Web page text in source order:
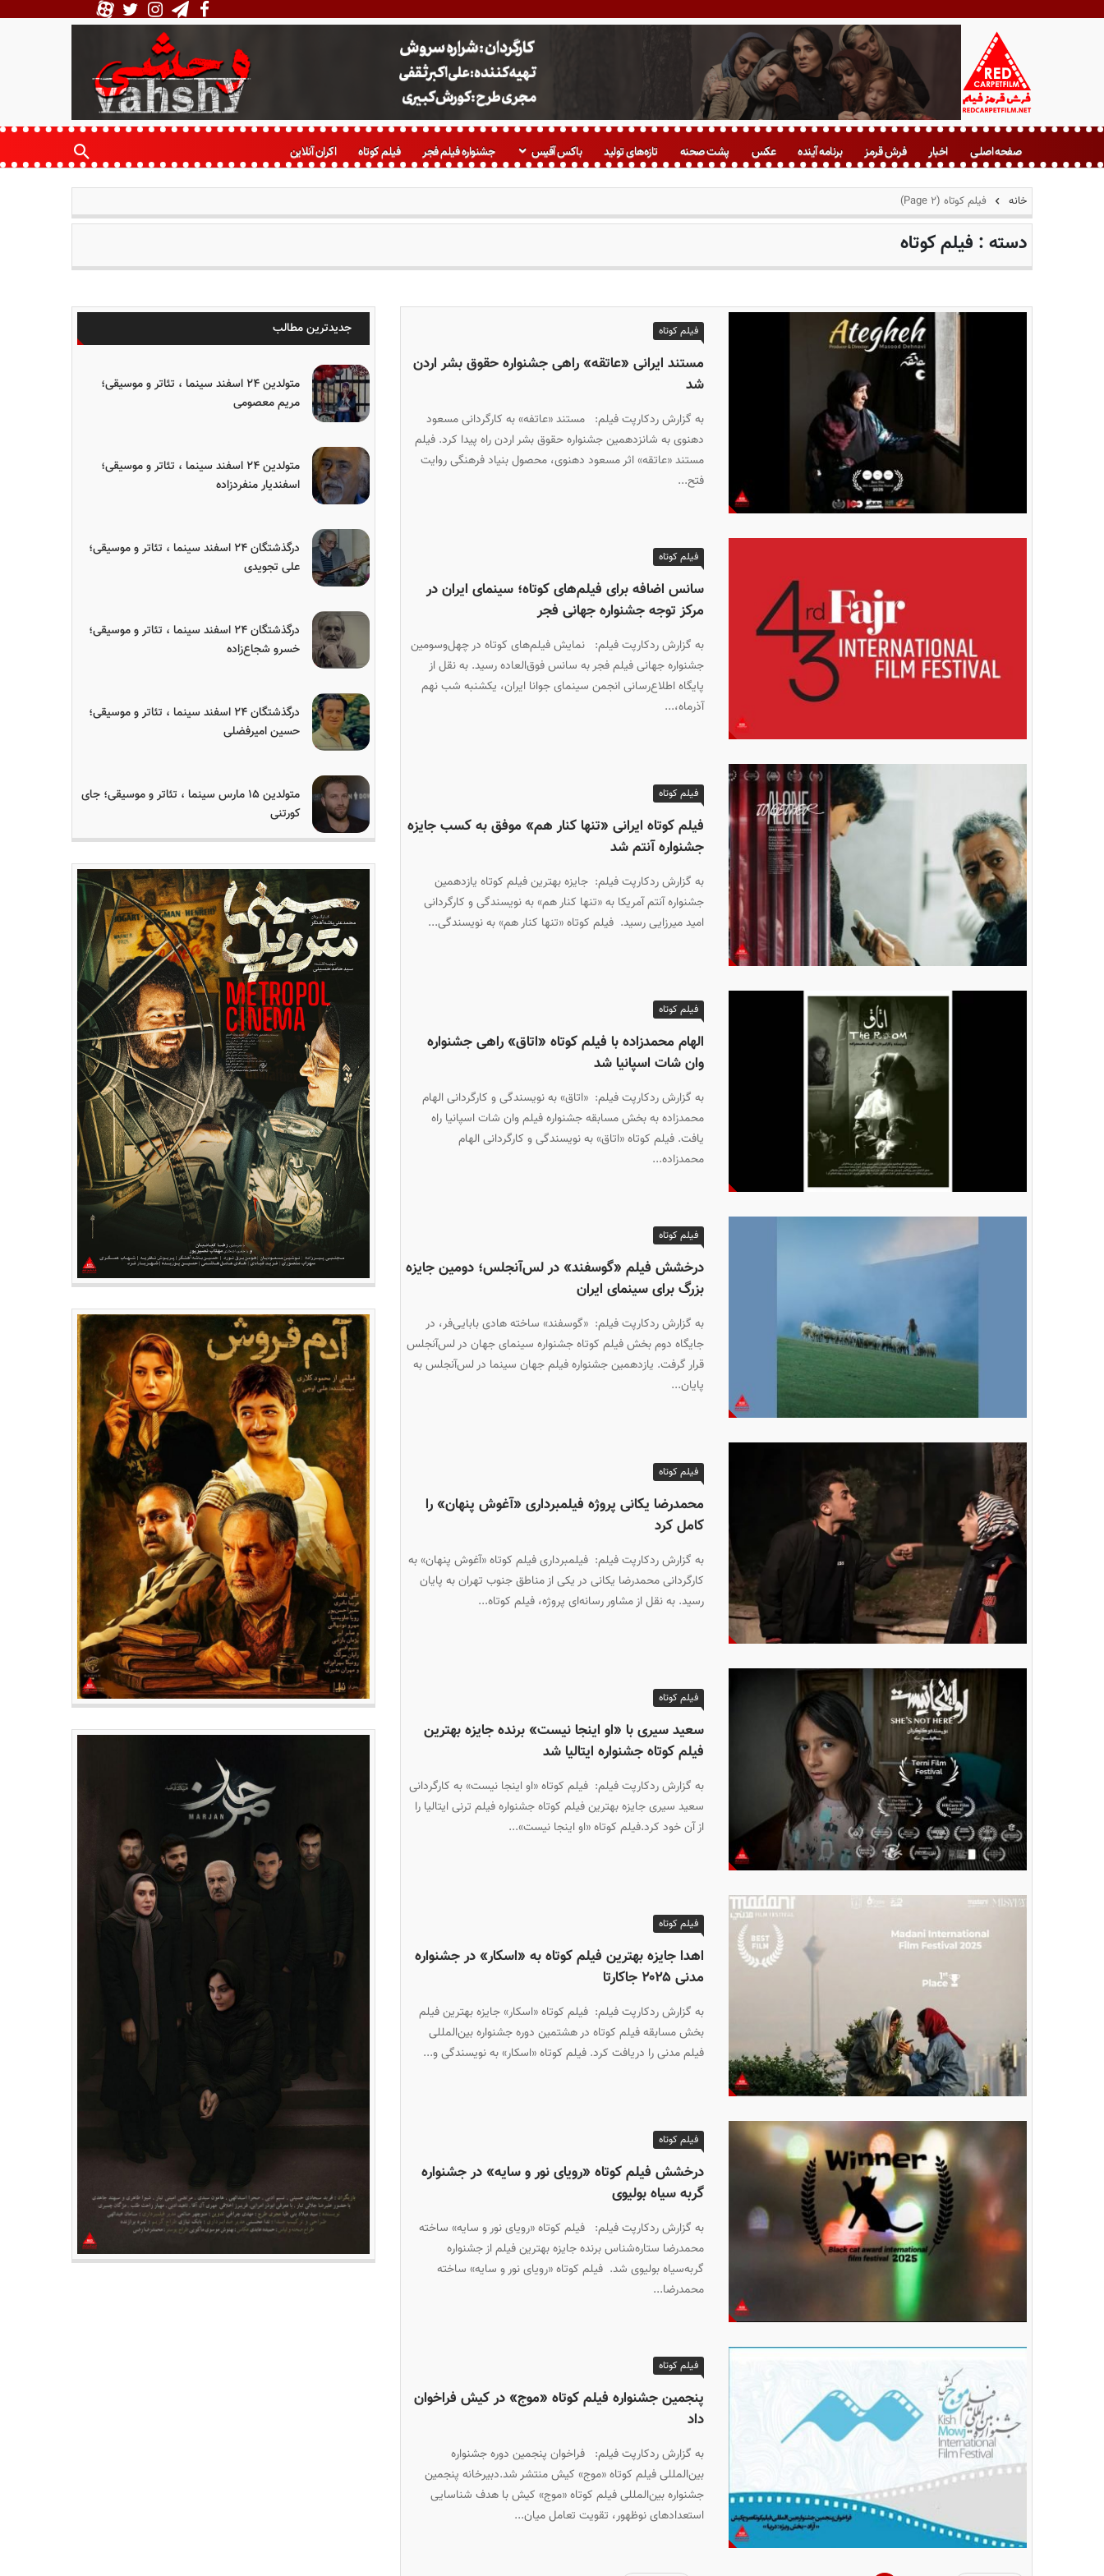
ف
ش
م
صفحه اصلی اخبار فرش قرمز برنامه آینده عکس پشت صحنه تازه‌های تولید باکس آفیس جشنواره فیلم فجر فیلم کوتاه اکران آنلاین
خانه فیلم کوتاه (Page 2)
دسته : فیلم کوتاه
فیلم کوتاه
مستند ایرانی «عاتقه» راهی جشنواره حقوق بشر اردن
شد
به گزارش ردکارپت فیلم: مستند «عاتفه» به کارگردانی مسعود
دهنوی به شانزدهمین جشنواره حقوق بشر اردن راه پیدا کرد. فیلم
مستند «عاتقه» اثر مسعود دهنوی، محصول بنیاد فرهنگی روایت
فتح...
فیلم کوتاه
سانس اضافه برای فیلم‌های کوتاه؛ سینمای ایران در
مرکز توجه جشنواره جهانی فجر
به گزارش ردکارپت فیلم: نمایش فیلم‌های کوتاه در چهل‌وسومین
جشنواره جهانی فیلم فجر به سانس فوق‌العاده رسید. به نقل از
پایگاه اطلاع‌رسانی انجمن سینمای جوانا ایران، یکشنبه شب نهم
آذرماه،...
فیلم کوتاه
فیلم کوتاه ایرانی «تنها کنار هم» موفق به کسب جایزه
جشنواره آنتم شد
به گزارش ردکارپت فیلم: جایزه بهترین فیلم کوتاه یازدهمین
جشنواره آنتم آمریکا به «تنها کنار هم» به نویسندگی و کارگردانی
امید میرزایی رسید. فیلم کوتاه «تنها کنار هم» به نویسندگی...
فیلم کوتاه
الهام محمدزاده با فیلم کوتاه «اتاق» راهی جشنواره
وان شات اسپانیا شد
به گزارش ردکارپت فیلم: «اتاق» به نویسندگی و کارگردانی الهام‌
محمدزاده به بخش مسابقه جشنواره فیلم وان‌ شات اسپانیا راه
یافت. فیلم کوتاه «اتاق» به نویسندگی و کارگردانی الهام‌
محمدزاده...
فیلم کوتاه
درخشش فیلم «گوسفند» در لس‌آنجلس؛ دومین جایزه
بزرگ برای سینمای ایران
به گزارش ردکارپت فیلم: «گوسفند» ساخته هادی بابایی‌فر، در
جایگاه دوم بخش فیلم کوتاه جشنواره سینمای جهان در لس‌آنجلس
قرار گرفت. یازدهمین جشنواره فیلم جهان سینما در لس‌آنجلس به
پایان...
فیلم کوتاه
محمدرضا یکانی پروژه فیلمبرداری «آغوش پنهان» را
کامل کرد
به گزارش ردکارپت فیلم: فیلمبرداری فیلم کوتاه «آغوش پنهان» به
کارگردانی محمدرضا یکانی در یکی از مناطق جنوب تهران به پایان
رسید. به نقل از مشاور رسانه‌ای پروژه، فیلم کوتاه...
فیلم کوتاه
سعید سیری با «او اینجا نیست» برنده جایزه بهترین
فیلم کوتاه جشنواره ایتالیا شد
به گزارش ردکارپت فیلم: فیلم کوتاه «او اینجا نیست» به کارگردانی
سعید سیری جایزه بهترین فیلم کوتاه جشنواره فیلم ترنی ایتالیا را
از آن خود کرد.فیلم کوتاه «او اینجا نیست»...
فیلم کوتاه
اهدا جایزه بهترین فیلم کوتاه به «اسکار» در جشنواره
مدنی ۲۰۲۵ جاکارتا
به گزارش ردکارپت فیلم: فیلم کوتاه «اسکار» جایزه بهترین فیلم
بخش مسابقه فیلم کوتاه در هشتمین دوره جشنواره بین‌المللی
فیلم مدنی را دریافت کرد. فیلم کوتاه «اسکار» به نویسندگی و...
فیلم کوتاه
درخشش فیلم کوتاه «رویای نور و سایه» در جشنواره
گربه سیاه بولیوی
به گزارش ردکارپت فیلم: فیلم کوتاه «رویای نور و سایه» ساخته
محمدرضا ستاره‌شناس برنده جایزه بهترین فیلم از جشنواره
گربه‌سیاه بولیوی شد. فیلم کوتاه «رویای نور و سایه» ساخته
محمدرضا...
فیلم کوتاه
پنجمین جشنواره فیلم کوتاه «موج» در کیش فراخوان
داد
به گزارش ردکارپت فیلم: فراخوان پنجمین دوره جشنواره
بین‌المللی فیلم کوتاه «موج» کیش منتشر شد.دبیرخانه پنجمین
جشنواره بین‌المللی فیلم کوتاه «موج» کیش با هدف شناسایی
استعدادهای نوظهور، تقویت تعامل میان...
جدیدترین مطالب
متولدین ۲۴ اسفند سینما ، تئاتر و موسیقی؛
مریم معصومی
متولدین ۲۴ اسفند سینما ، تئاتر و موسیقی؛
اسفندیار منفردزاده
درگذشتگان ۲۴ اسفند سینما ، تئاتر و موسیقی؛
علی تجویدی
درگذشتگان ۲۴ اسفند سینما ، تئاتر و موسیقی؛
خسرو شجاع‌زاده
درگذشتگان ۲۴ اسفند سینما ، تئاتر و موسیقی؛
حسین امیرفضلی
متولدین ۱۵ مارس سینما ، تئاتر و موسیقی؛ جای
کورتنی